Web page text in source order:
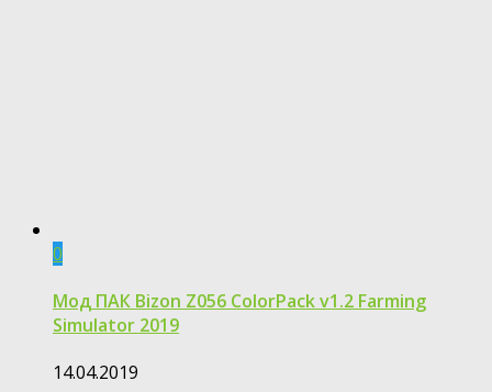
0
Moд ПАК Bizon Z056 ColorPack v1.2 Farming
Simulator 2019
14.04.2019